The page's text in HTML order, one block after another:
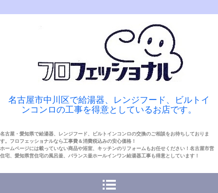
名古屋市中川区で給湯器、レンジフード、ビルトイ
ンコンロの工事を得意としているお店です。
名古屋・愛知県で給湯器、レンジフード、ビルトインコンロの交換のご相談をお待ちしておりま
す。フロフェッショナルなら工事費＆消費税込みの安心価格！
ホームページには載っていない商品や浴室、キッチンのリフォームもお任せください！名古屋市営
住宅、愛知県営住宅の風呂釜、バランス釜ホールインワン給湯器工事も得意としています！